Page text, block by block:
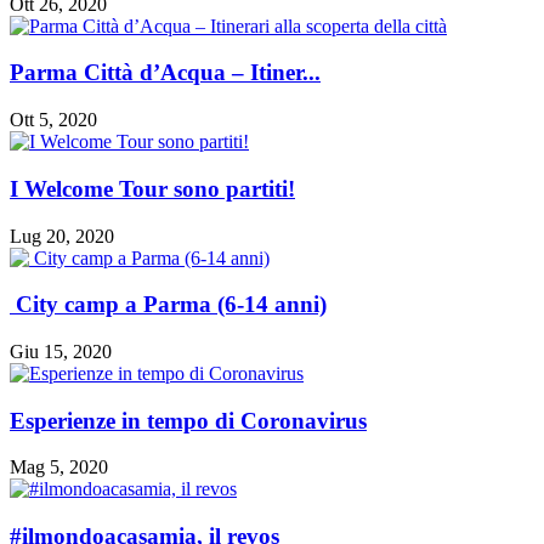
Parma Città d’Acqua – Itiner...
Ott 5, 2020
I Welcome Tour sono partiti!
Lug 20, 2020
City camp a Parma (6-14 anni)
Giu 15, 2020
Esperienze in tempo di Coronavirus
Mag 5, 2020
#ilmondoacasamia, il revos